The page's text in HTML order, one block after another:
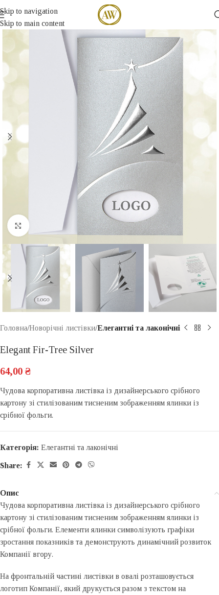
Skip to navigation
Skip to main content
Click to enlarge
Головна Новорічні листівки Елегантні та лаконічні
Elegant Fir-Tree Silver
64,00 ₴
Чудова корпоративна листівка із дизайнерського срібного
картону зі стилізованим тисненим зображенням ялинки із
срібної фольги.
Категорія: Елегантні та лаконічні
Share:
Опис
Чудова корпоративна листівка із дизайнерського срібного
картону зі стилізованим тисненим зображенням ялинки із
срібної фольги. Елементи ялинки символізують графіки
зростання показників та демонструють динамічний розвиток
Компанії вгору.
На фронтальній частині листівки в овалі розташовується
логотип Компанії, який друкується разом з текстом на